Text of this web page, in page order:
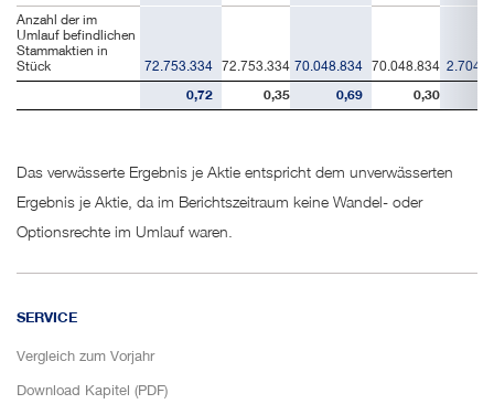
Geschäfte mit nahestehenden Unternehmen und Personen
Ereignisse nach dem Bilanzstichtag
Anzahl der im
Umlauf befindlichen
Stammaktien in
Stück
72.753.334 72.753.334 70.048.834 70.048.834
0,72 0,35 0,69 0,30
Das verwässerte Ergebnis je Aktie entspricht dem unverwässerten
Ergebnis je Aktie, da im Berichtszeitraum keine Wandel- oder
Optionsrechte im Umlauf waren.
SERVICE
Vergleich zum Vorjahr
Download Kapitel (PDF)